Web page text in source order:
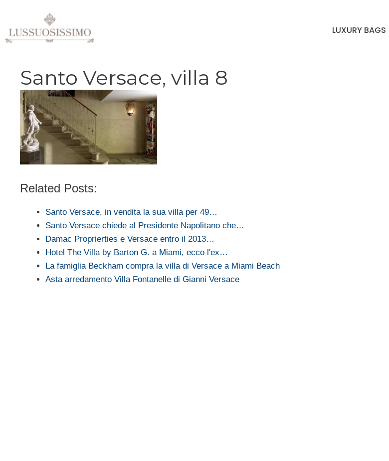
contenuto
LUXURY BAGS
Santo Versace, villa 8
Related Posts:
Santo Versace, in vendita la sua villa per 49…
Santo Versace chiede al Presidente Napolitano che…
Damac Proprierties e Versace entro il 2013…
Hotel The Villa by Barton G. a Miami, ecco l'ex…
La famiglia Beckham compra la villa di Versace a Miami Beach
Asta arredamento Villa Fontanelle di Gianni Versace